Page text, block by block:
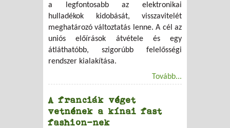
a legfontosabb az elektronikai
hulladékok kidobását, visszavitelét
meghatározó változtatás lenne. A cél az
uniós előírások átvétele és egy
átláthatóbb, szigorúbb felelősségi
rendszer kialakítása.
Tovább...
A franciák véget
vetnének a kínai fast
fashion-nek